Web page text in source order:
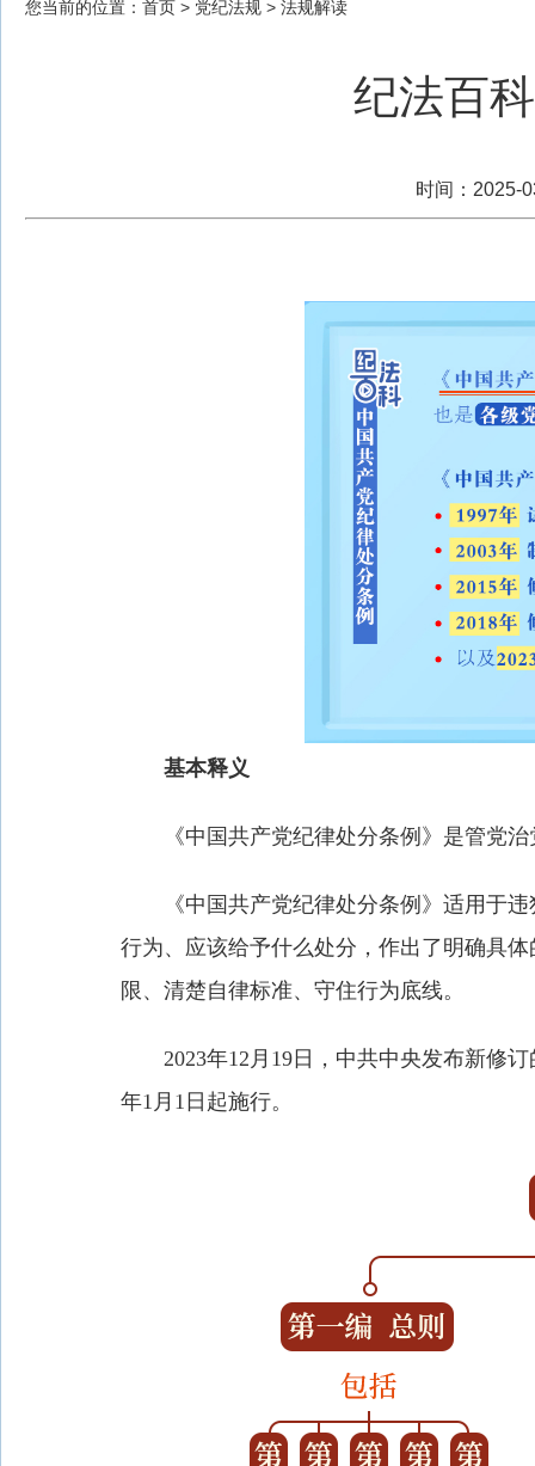
您当前的位置： 首页 > 党纪法规 > 法规解读
纪法百
时间：
基本释义
《中国共产党纪律处分条例》是管党治
《中国共产党纪律处分条例》适用于违
行为、应该给予什么处分，作出了明确具
限、清楚自律标准、守住行为底线。
2023年12月19日，中共中央发布新修订
年1月1日起施行。